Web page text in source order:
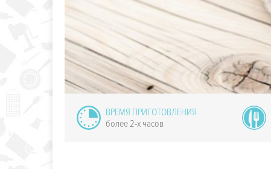
ВРЕМЯ ПРИГОТОВЛЕНИЯ
более 2-х часов